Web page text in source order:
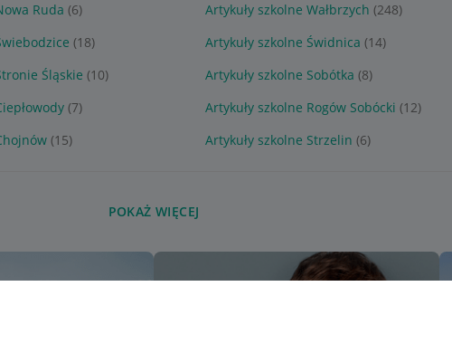
Ruda (6) Artykuły szkolne Wałbrzych (248)
(18) Artykuły szkolne Świdnica (14)
Śląskie (10) Artykuły szkolne Sobótka (8)
(7) Artykuły szkolne Rogów Sobócki (12)
(15) Artykuły szkolne Strzelin (6)
POKAŻ WIĘCEJ